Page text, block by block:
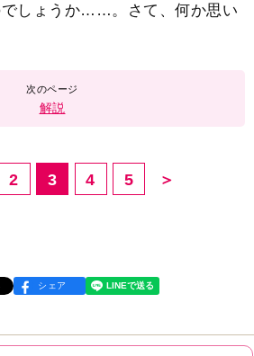
でしょうか……。さて、何か思い
解説
2 3 4 5 ＞
シェア